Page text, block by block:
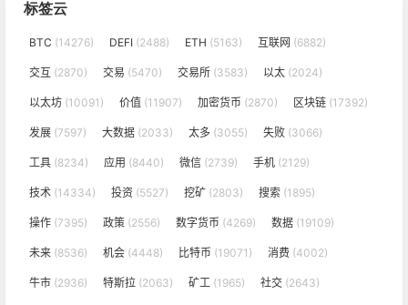
标签云
BTC (14276) DEFI (2488) ETH (5163) 互联网 (6882)
交互 (2870) 交易 (5470) 交易所 (3583) 以太 (2024)
以太坊 (10091) 价值 (11907) 加密货币 (2870) 区块链 (17392)
发展 (7597) 大数据 (2033) 太多 (3055) 失败 (3066)
工具 (8234) 应用 (8440) 微信 (2739) 手机 (2129)
技术 (14334) 投资 (5527) 挖矿 (2803) 搜索 (1895)
操作 (7395) 政策 (2556) 数字货币 (4269) 数据 (19109)
未来 (8536) 机会 (4448) 比特币 (19071) 消费 (4002)
牛市 (2936) 特斯拉 (2063) 矿工 (1965) 社交 (2643)